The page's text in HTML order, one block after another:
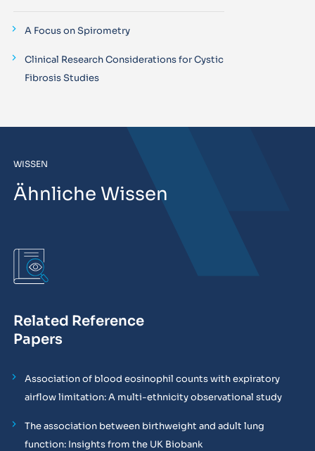
A Focus on Spirometry
Clinical Research Considerations for Cystic
Fibrosis Studies
WISSEN
Ähnliche Wissen
Related Reference
Papers
Association of blood eosinophil counts with expiratory
airflow limitation: A multi-ethnicity observational study
The association between birthweight and adult lung
function: Insights from the UK Biobank